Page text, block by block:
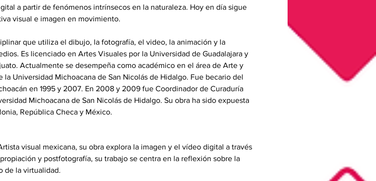
a partir de fenómenos intrínsecos en la naturaleza. Hoy en día sigue
visual e imagen en movimiento.
que utiliza el dibujo, la fotografía, el video, la animación y la
Es licenciado en Artes Visuales por la Universidad de Guadalajara y
Actualmente se desempeña como académico en el área de Arte y
Universidad Michoacana de San Nicolás de Hidalgo. Fue becario del
en 1995 y 2007. En 2008 y 2009 fue Coordinador de Curaduría
Michoacana de San Nicolás de Hidalgo. Su obra ha sido expuesta
República Checa y México.
visual mexicana, su obra explora la imagen y el vídeo digital a través
y postfotografía, su trabajo se centra en la reflexión sobre la
de la virtualidad.